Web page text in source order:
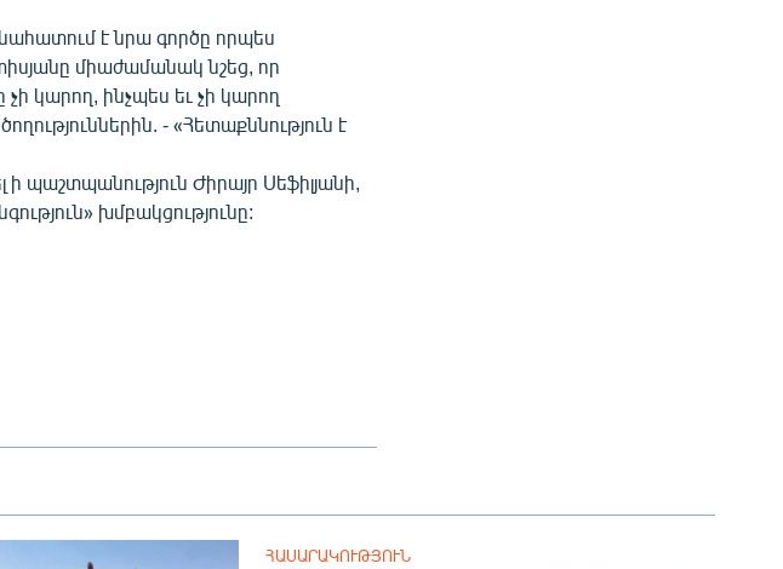
է նրա գործը որպես
միաժամանակ նշեց, որ
կարող, ինչպես եւ չի կարող
- «Հետաքննություն է
պաշտպանություն Ժիրայր Սեֆիլյանի,
խմբակցությունը:
ՀԱՍԱՐԱԿՈՒԹՅՈՒՆ